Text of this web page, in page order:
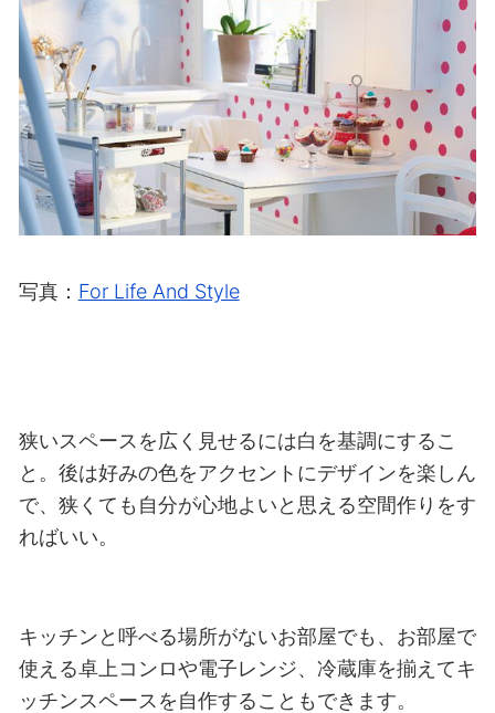
写真： For Life And Style
狭いスペースを広く見せるには白を基調にするこ
と。後は好みの色をアクセントにデザインを楽しん
で、狭くても自分が心地よいと思える空間作りをす
ればいい。
キッチンと呼べる場所がないお部屋でも、お部屋で
使える卓上コンロや電子レンジ、冷蔵庫を揃えてキ
ッチンスペースを自作することもできます。